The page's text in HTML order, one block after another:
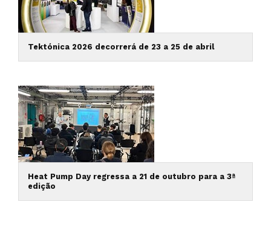
Tektónica 2026 decorrerá de 23 a 25 de abril
Heat Pump Day regressa a 21 de outubro para a 3ª
edição